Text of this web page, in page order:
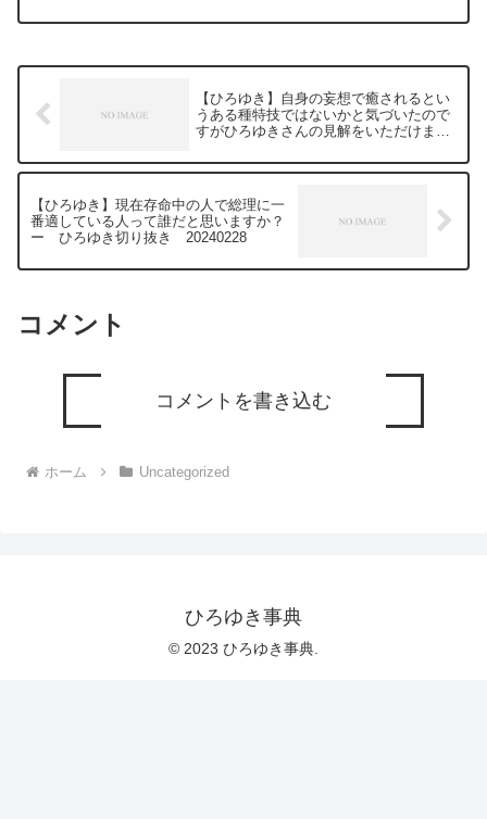
多くの質問を今後も編集し、アップロー
て頂けたら、いいね！やチャンネル登録
をよろしくお願いします。
V23
せられた質問について、一問一答形式に
してみました。過去にこんな質問してる
かな？と気になったことがあれば、下記
のサイトから検索してみてください。
https://hiroyuki-ziten.com/できるだけ、
多くの質問を今後も編集し、アップロー
ドしていきますので、使いやすいと感じ
て頂けたら、いいね！やチャンネル登録
をよろしくお願いします。
v=c6MzCMgzBqw***************************
せられた質問について、一問一答形式に
してみました。過去にこんな質問してる
かな？と気になったことがあれば、下記
https://hiroyuki-ziten.com/できるだけ、
ドしていきますので、使いやすいと感じ
て頂けたら、いいね！やチャンネル登録
をよろしくお願いします。
【ひろゆき】自身の妄想で癒されるとい
うある種特技ではないかと気づいたので
すがひろゆきさんの見解をいただけます
20240228
【ひろゆき】現在存命中の人で総理に一
番適している人って誰だと思いますか？
ー ひろゆき切り抜き 20240228
コメント
コメントを書き込む
ホーム Uncategorized
ひろゆき事典
© 2023 ひろゆき事典.